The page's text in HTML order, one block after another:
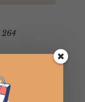
264